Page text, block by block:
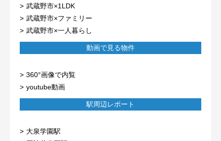
武蔵野市×1LDK
武蔵野市×ファミリー
武蔵野市×一人暮らし
動画で見る物件
360°画像で内覧
youtube動画
駅周辺レポート
大泉学園駅